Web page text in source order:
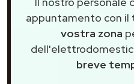
appuntamento con il
vostra zona
breve